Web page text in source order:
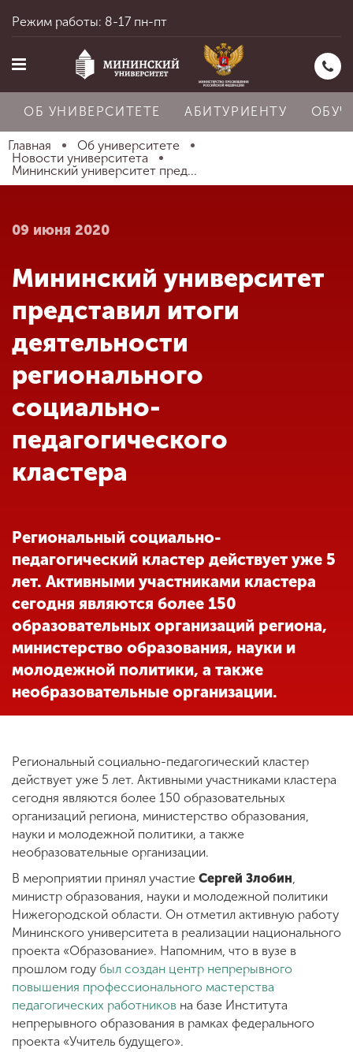
Главная
Абитуриенту
Обучение
Наука
Международная
деятельность
Другие виды
деятельности
Студенческая жизнь
Сведения об
образовательной
организации
SPN
Приемная
комиссия
+7 (831) 262-26-20
Режим работы: 8-17 пн-пт
ОБ УНИВЕРСИТЕТЕ АБИТУРИЕНТУ
Главная
Об университете
Новости университета
Мининский университет пред...
09 июня 2020
Мининский университет
представил итоги
деятельности
регионального
социально-
педагогического
кластера
Региональный социально-
педагогический кластер действует уже 5
лет. Активными участниками кластера
сегодня являются более 150
образовательных организаций региона,
министерство образования, науки и
молодежной политики, а также
необразовательные организации.
Региональный социально-педагогический кластер
действует уже 5 лет. Активными участниками кластера
сегодня являются более 150 образовательных
организаций региона, министерство образования,
науки и молодежной политики, а также
необразовательные организации.
В мероприятии принял участие Сергей Злобин,
министр образования, науки и молодежной политики
Нижегородской области. Он отметил активную работу
Мининского университета в реализации национального
проекта «Образование». Напомним, что в вузе в
прошлом году был создан центр непрерывного
повышения профессионального мастерства
педагогических работников на базе Института
непрерывного образования в рамках федерального
проекта «Учитель будущего».